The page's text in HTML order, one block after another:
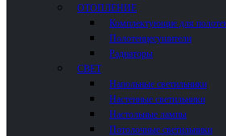
ОТОПЛЕНИЕ
Комплектующие для
Полотенцесушители
Радиаторы
СВЕТ
Напольные светильники
Настенные светильники
Настольные лампы
Потолочные светильники